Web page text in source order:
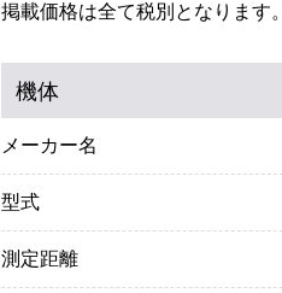
掲載価格は全て税別となります。
機体
メーカー名
型式
測定距離